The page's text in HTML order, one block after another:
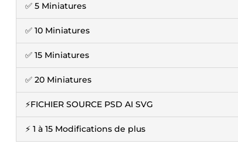
✅ 5 Miniatures
✅ 10 Miniatures
✅ 15 Miniatures
✅ 20 Miniatures
⚡FICHIER SOURCE PSD AI SVG
⚡ 1 à 15 Modifications de plus